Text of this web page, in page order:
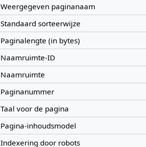
Weergegeven paginanaam
Standaard sorteerwijze
Paginalengte (in bytes)
Naamruimte-ID
Naamruimte
Paginanummer
Taal voor de pagina
Pagina-inhoudsmodel
Indexering door robots